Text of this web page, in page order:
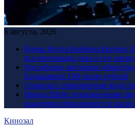
6 августа, 2026
Вдова Курта Кобейна Кортни
все материалы дела о его
Российское авторское
Кадышевой 100 тысяч рублей
Глюкоза в откровенном виде
Ирина Шейк откровенными
рождения обвиненного в
Кинозал